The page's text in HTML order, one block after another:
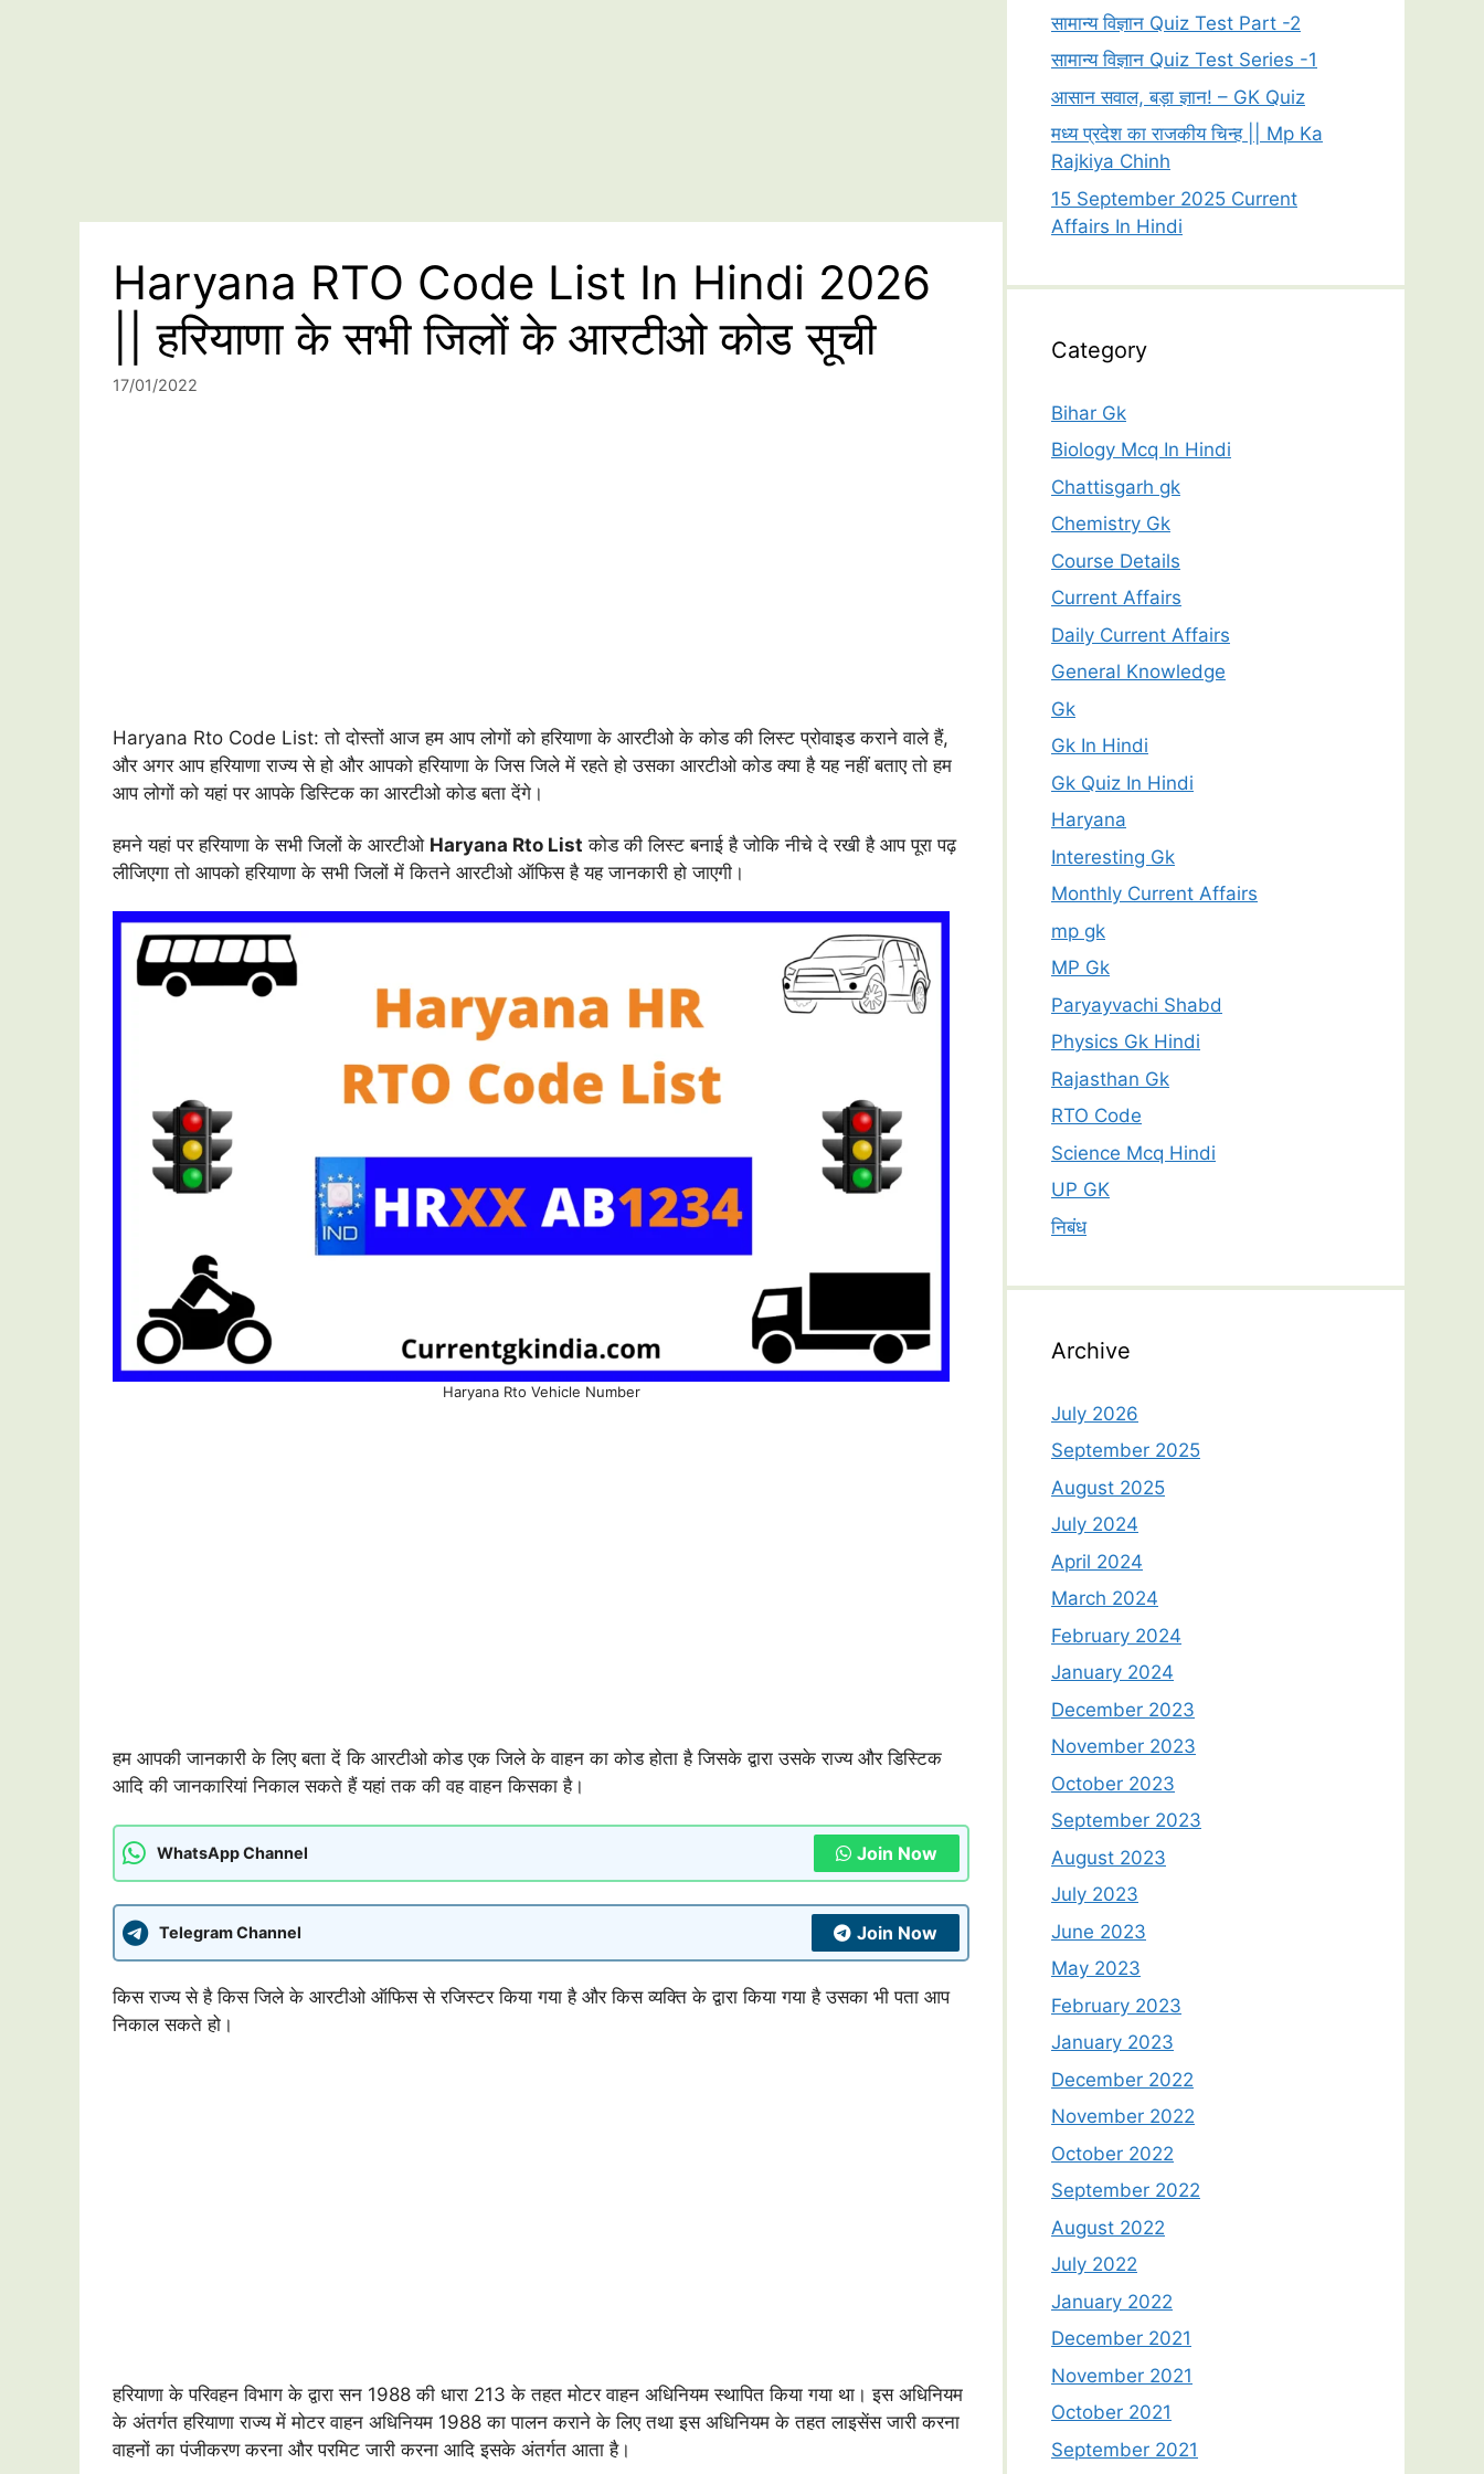
Haryana RTO Code List In Hindi 2026
|| हरियाणा के सभी जिलों के आरटीओ कोड सूची
17/01/2022
Haryana Rto Code List: तो दोस्तों आज हम आप लोगों को हरियाणा के आरटीओ के कोड की लिस्ट प्रोवाइड कराने वाले हैं,
और अगर आप हरियाणा राज्य से हो और आपको हरियाणा के जिस जिले में रहते हो उसका आरटीओ कोड क्या है यह नहीं बताए तो हम
आप लोगों को यहां पर आपके डिस्टिक का आरटीओ कोड बता देंगे‌।
हमने यहां पर हरियाणा के सभी जिलों के आरटीओ Haryana Rto List कोड की लिस्ट बनाई है जोकि नीचे दे रखी है आप पूरा पढ़
लीजिएगा तो आपको हरियाणा के सभी जिलों में कितने आरटीओ ऑफिस है यह जानकारी हो जाएगी।
Haryana Rto Vehicle Number
हम आपकी जानकारी के लिए बता दें कि आरटीओ कोड एक जिले के वाहन का कोड होता है जिसके द्वारा उसके राज्य और डिस्टिक
आदि की जानकारियां निकाल सकते हैं यहां तक की वह वाहन किसका है।
WhatsApp Channel Join Now
Telegram Channel Join Now
किस राज्य से है किस जिले के आरटीओ ऑफिस से रजिस्टर किया गया है और किस व्यक्ति के द्वारा किया गया है उसका भी पता आप
निकाल सकते हो।
हरियाणा के परिवहन विभाग के द्वारा सन 1988 की धारा 213 के तहत मोटर वाहन अधिनियम स्थापित किया गया था। इस अधिनियम
के अंतर्गत हरियाणा राज्य में मोटर वाहन अधिनियम 1988 का पालन कराने के लिए तथा इस अधिनियम के तहत लाइसेंस जारी करना
वाहनों का पंजीकरण करना और परमिट जारी करना आदि इसके अंतर्गत आता है।
सामान्य विज्ञान Quiz Test Part -2
सामान्य विज्ञान Quiz Test Series -1
आसान सवाल, बड़ा ज्ञान! – GK Quiz
मध्य प्रदेश का राजकीय चिन्ह || Mp Ka
Rajkiya Chinh
15 September 2025 Current
Affairs In Hindi
Category
Bihar Gk
Biology Mcq In Hindi
Chattisgarh gk
Chemistry Gk
Course Details
Current Affairs
Daily Current Affairs
General Knowledge
Gk
Gk In Hindi
Gk Quiz In Hindi
Haryana
Interesting Gk
Monthly Current Affairs
mp gk
MP Gk
Paryayvachi Shabd
Physics Gk Hindi
Rajasthan Gk
RTO Code
Science Mcq Hindi
UP GK
निबंध
Archive
July 2026
September 2025
August 2025
July 2024
April 2024
March 2024
February 2024
January 2024
December 2023
November 2023
October 2023
September 2023
August 2023
July 2023
June 2023
May 2023
February 2023
January 2023
December 2022
November 2022
October 2022
September 2022
August 2022
July 2022
January 2022
December 2021
November 2021
October 2021
September 2021